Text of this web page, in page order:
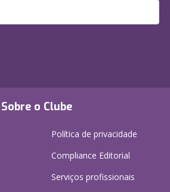
Sobre o Clube
Política de privacidade
Compliance Editorial
Serviços profissionais